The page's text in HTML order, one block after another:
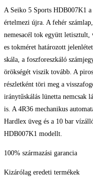
A Seiko 5 Sports HDB007K1
értelmezi újra. A fehér
nemesacél tok együtt
es tokméret határozott
skála, a foszforeszkáló
örökségét viszik tovább. A
részletként töri meg a
iránytűskálás lünetta nemcsak
is. A 4R36 mechanikus
Hardlex üveg és a 10 bar
HDB007K1 modellt.
100% származási garancia
Kizárólag eredeti termékek